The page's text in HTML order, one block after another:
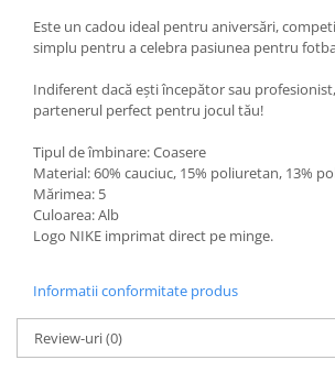
Este un cadou ideal pentru aniversări,
simplu pentru a celebra pasiunea pentru
Indiferent dacă ești începător sau profesionist,
partenerul perfect pentru jocul tău!
Tipul de îmbinare: Coasere
Material: 60% cauciuc, 15% poliuretan, 13%
Mărimea: 5
Culoarea: Alb
Logo NIKE imprimat direct pe minge.
Informatii conformitate produs
Review-uri(0)